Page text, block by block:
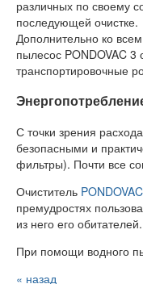
различных по своему
последующей очистке.
Дополнительно ко
пылесос PONDOVAC
транспортировочные
С точки зрения
безопасными и
фильтры). Почти все
Очиститель
премудростях
из него его обитателей.
При помощи водного
« назад